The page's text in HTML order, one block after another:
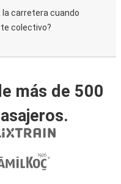
la carretera cuando
colectivo?
más de 500